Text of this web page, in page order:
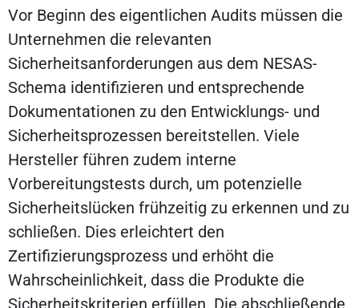
Vor Beginn des eigentlichen Audits müssen die
Unternehmen die relevanten
Sicherheitsanforderungen aus dem NESAS-
Schema identifizieren und entsprechende
Dokumentationen zu den Entwicklungs- und
Sicherheitsprozessen bereitstellen. Viele
Hersteller führen zudem interne
Vorbereitungstests durch, um potenzielle
Sicherheitslücken frühzeitig zu erkennen und zu
schließen. Dies erleichtert den
Zertifizierungsprozess und erhöht die
Wahrscheinlichkeit, dass die Produkte die
Sicherheitskriterien erfüllen. Die abschließende